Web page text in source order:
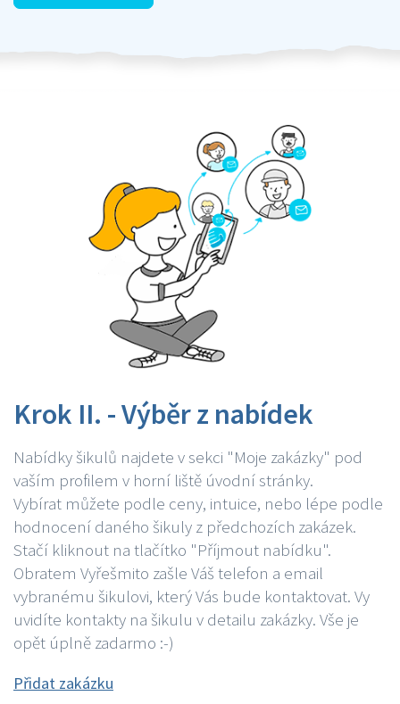
Krok II. - Výběr z nabídek
Nabídky šikulů najdete v sekci "Moje zakázky" pod
vaším profilem v horní liště úvodní stránky.
Vybírat můžete podle ceny, intuice, nebo lépe podle
hodnocení daného šikuly z předchozích zakázek.
Stačí kliknout na tlačítko "Příjmout nabídku".
Obratem Vyřešmito zašle Váš telefon a email
vybranému šikulovi, který Vás bude kontaktovat. Vy
uvidíte kontakty na šikulu v detailu zakázky. Vše je
opět úplně zadarmo :-)
Přidat zakázku